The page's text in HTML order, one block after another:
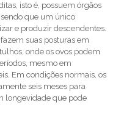
isto é, possuem órgãos
que um único
e produzir descendentes.
suas posturas em
onde os ovos podem
mesmo em
Em condições normais, os
seis meses para
longevidade que pode